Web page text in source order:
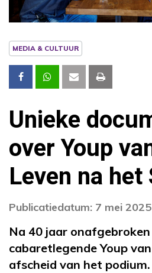
MEDIA & CULTUUR
Unieke
over Youp
Leven na het
Publicatiedatum: 7 mei 2025
Na 40 jaar
cabaretlegende Youp
afscheid van het